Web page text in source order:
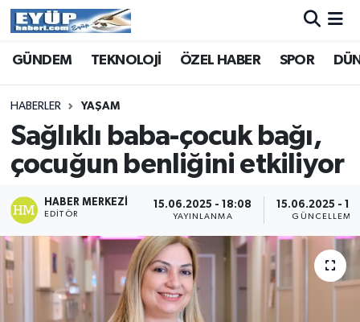
GÜNDEM TEKNOLOJİ ÖZEL HABER SPOR
HABERLER YAŞAM
Sağlıklı baba-çocuk bağı,
çocuğun benliğini etkiliyor
HABER MERKEZI
EDITÖR
15.06.2025 - 18:08
YAYINLANMA
15.06.2025 -
GÜNCELLEME